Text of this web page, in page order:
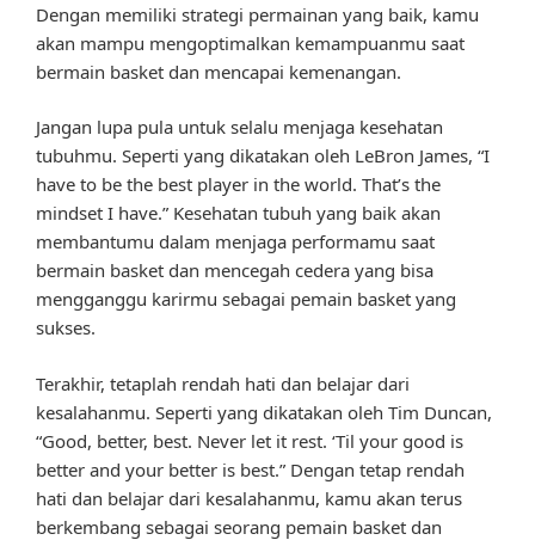
Dengan memiliki strategi permainan yang baik, kamu
akan mampu mengoptimalkan kemampuanmu saat
bermain basket dan mencapai kemenangan.
Jangan lupa pula untuk selalu menjaga kesehatan
tubuhmu. Seperti yang dikatakan oleh LeBron James, “I
have to be the best player in the world. That’s the
mindset I have.” Kesehatan tubuh yang baik akan
membantumu dalam menjaga performamu saat
bermain basket dan mencegah cedera yang bisa
mengganggu karirmu sebagai pemain basket yang
sukses.
Terakhir, tetaplah rendah hati dan belajar dari
kesalahanmu. Seperti yang dikatakan oleh Tim Duncan,
“Good, better, best. Never let it rest. ‘Til your good is
better and your better is best.” Dengan tetap rendah
hati dan belajar dari kesalahanmu, kamu akan terus
berkembang sebagai seorang pemain basket dan